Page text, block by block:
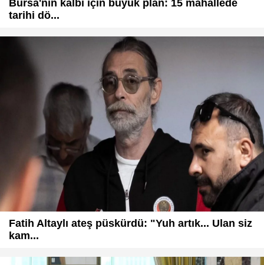
Bursa'nın kalbi için büyük plan: 15 mahallede
tarihi dö...
Fatih Altaylı ateş püskürdü: "Yuh artık... Ulan siz
kam...